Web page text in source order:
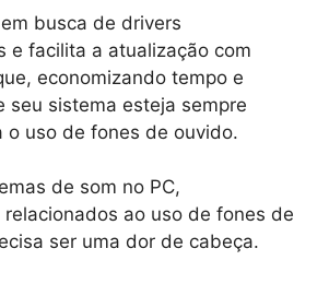
busca de drivers
e facilita a atualização com
economizando tempo e
seu sistema esteja sempre
o uso de fones de ouvido.
de som no PC,
ao uso de fones de
ser uma dor de cabeça.